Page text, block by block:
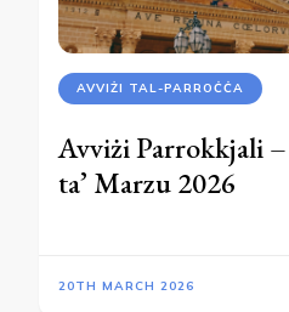
AVVIŻI TAL-PARROĊĊA
Avviżi Parrokkjali
ta’ Marzu 2026
20TH MARCH 2026